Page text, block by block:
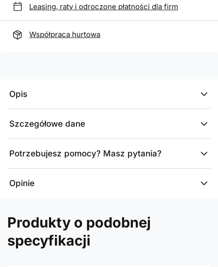
Leasing, raty i odroczone płatności dla firm
Współpraca hurtowa
Opis
Szczegółowe dane
Potrzebujesz pomocy? Masz pytania?
Opinie
Produkty o podobnej
specyfikacji